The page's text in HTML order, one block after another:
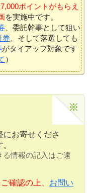
ポイントがもらえ
を実施中です。
、委託幹事として狙い
券 、そして落選しても
がタイアップ対象です
）
にお寄せくださ
情報の記入はご遠
確認の上、 お問い